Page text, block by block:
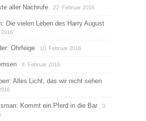
aller Nachrufe 22. Februar 2016
Die vielen Leben des Harry August
Ohrfeige 10. Februar 2016
8. Februar 2016
Alles Licht, das wir nicht sehen
Kommt ein Pferd in die Bar
3.